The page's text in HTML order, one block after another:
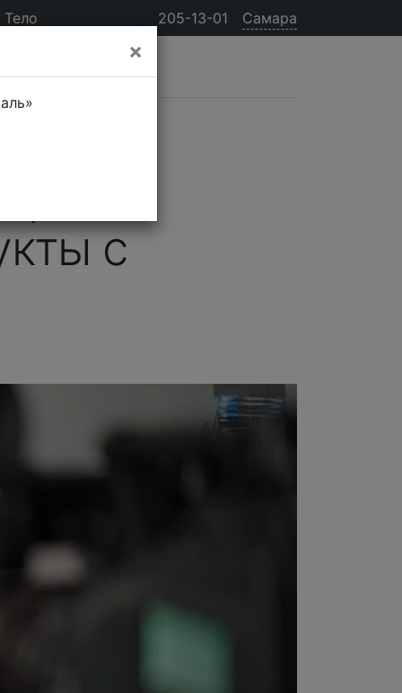
205-13-01 Самара
Тело
с
×